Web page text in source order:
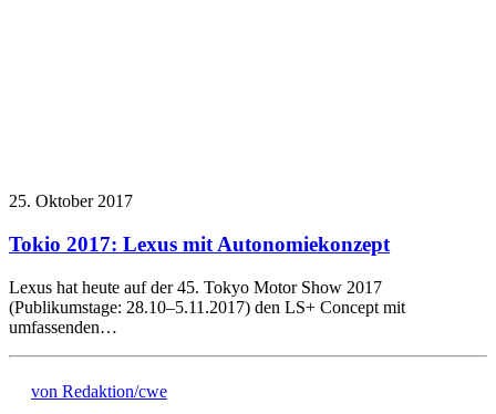
25. Oktober 2017
Tokio 2017: Lexus mit Autonomiekonzept
Lexus hat heute auf der 45. Tokyo Motor Show 2017
(Publikumstage: 28.10–5.11.2017) den LS+ Concept mit
umfassenden…
von Redaktion/cwe